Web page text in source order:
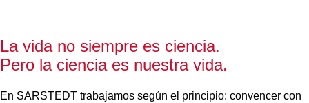
La vida no siempre es ciencia.
Pero la ciencia es nuestra vida.
En SARSTEDT trabajamos según el principio: convencer con